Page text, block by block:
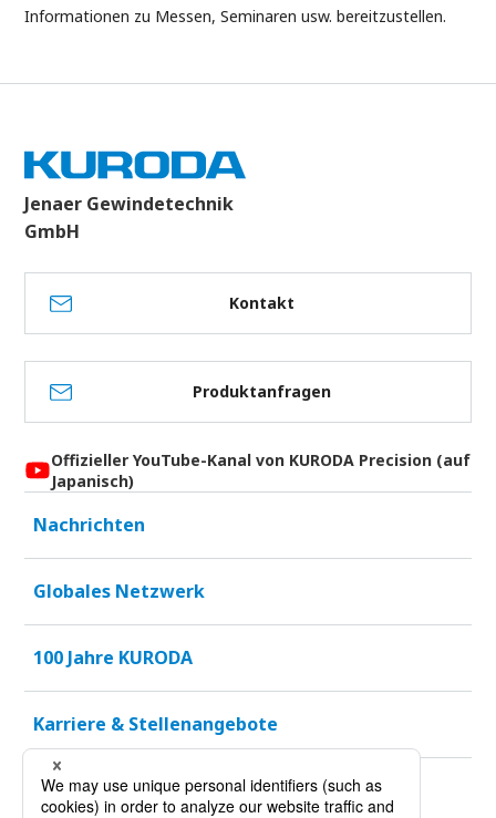
Informationen zu Messen, Seminaren usw. bereitzustellen.
Jenaer Gewindetechnik
GmbH
Kontakt
Produktanfragen
Offizieller YouTube-Kanal von KURODA Precision (auf
Japanisch)
Nachrichten
Globales Netzwerk
100 Jahre KURODA
Karriere & Stellenangebote
Nachhaltigkeit